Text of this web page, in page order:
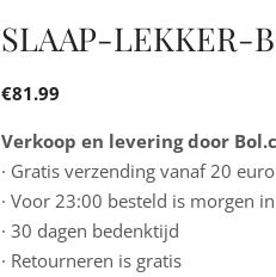
SLAAP-LEKKER-
€81.99
Verkoop en levering door
· Gratis verzending vanaf 20 euro
· Voor 23:00 besteld is morgen
· 30 dagen bedenktijd
· Retourneren is gratis